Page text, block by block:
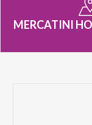
MERCATINI